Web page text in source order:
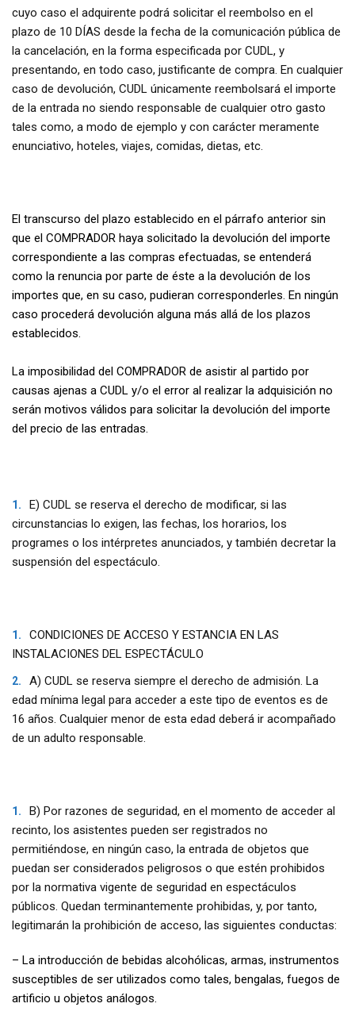
cuyo caso el adquirente podrá solicitar el reembolso en el
plazo de 10 DÍAS desde la fecha de la comunicación pública de
la cancelación, en la forma especificada por CUDL, y
presentando, en todo caso, justificante de compra. En cualquier
caso de devolución, CUDL únicamente reembolsará el importe
de la entrada no siendo responsable de cualquier otro gasto
tales como, a modo de ejemplo y con carácter meramente
enunciativo, hoteles, viajes, comidas, dietas, etc.
El transcurso del plazo establecido en el párrafo anterior sin
que el COMPRADOR haya solicitado la devolución del importe
correspondiente a las compras efectuadas, se entenderá
como la renuncia por parte de éste a la devolución de los
importes que, en su caso, pudieran corresponderles. En ningún
caso procederá devolución alguna más allá de los plazos
establecidos.
La imposibilidad del COMPRADOR de asistir al partido por
causas ajenas a CUDL y/o el error al realizar la adquisición no
serán motivos válidos para solicitar la devolución del importe
del precio de las entradas.
E) CUDL se reserva el derecho de modificar, si las
circunstancias lo exigen, las fechas, los horarios, los
programes o los intérpretes anunciados, y también decretar la
suspensión del espectáculo.
CONDICIONES DE ACCESO Y ESTANCIA EN LAS
INSTALACIONES DEL ESPECTÁCULO
A) CUDL se reserva siempre el derecho de admisión. La
edad mínima legal para acceder a este tipo de eventos es de
16 años. Cualquier menor de esta edad deberá ir acompañado
de un adulto responsable.
B) Por razones de seguridad, en el momento de acceder al
recinto, los asistentes pueden ser registrados no
permitiéndose, en ningún caso, la entrada de objetos que
puedan ser considerados peligrosos o que estén prohibidos
por la normativa vigente de seguridad en espectáculos
públicos. Quedan terminantemente prohibidas, y, por tanto,
legitimarán la prohibición de acceso, las siguientes conductas:
– La introducción de bebidas alcohólicas, armas, instrumentos
susceptibles de ser utilizados como tales, bengalas, fuegos de
artificio u objetos análogos.